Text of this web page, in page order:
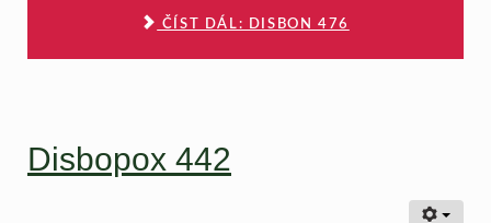
ČÍST DÁL: DISBON 476
Disbopox 442